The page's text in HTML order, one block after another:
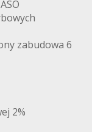
zabudowa 6
2%